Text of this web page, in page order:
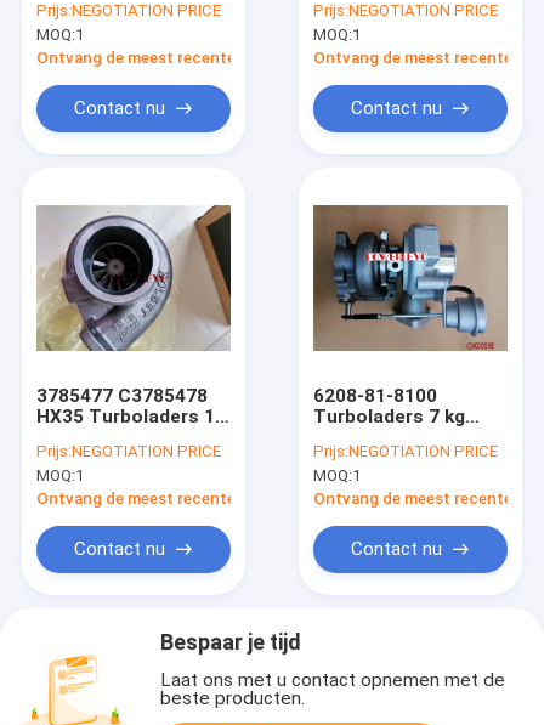
312B EX120
Prijs:NEGOTIATION PRICE
MOQ:1
Ontvang de meest recente Prijs
Contact nu
7kg met 1 jaar
garantie
Prijs:NEGOTIATION PRICE
MOQ:1
Ontvang de meest recente
Contact nu
3785477 C3785478
HX35 Turboladers 13
jaar garantie
Prijs:NEGOTIATION PRICE
MOQ:1
Ontvang de meest recente Prijs
Contact nu
6208-81-8100
Turboladers 7 kg
SAA4D95LE-3B
Prijs:NEGOTIATION PRICE
MOQ:1
Ontvang de meest recente
Contact nu
Bespaar je tijd
Laat ons met u contact opnemen met de
beste producten.